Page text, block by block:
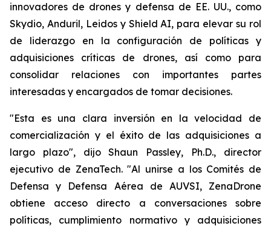
innovadores de drones y defensa de EE. UU., como
Skydio, Anduril, Leidos y Shield AI, para elevar su rol
de liderazgo en la configuración de políticas y
adquisiciones críticas de drones, así como para
consolidar relaciones con importantes partes
interesadas y encargados de tomar decisiones.
"Esta es una clara inversión en la velocidad de
comercialización y el éxito de las adquisiciones a
largo plazo", dijo Shaun Passley, Ph.D., director
ejecutivo de ZenaTech. "Al unirse a los Comités de
Defensa y Defensa Aérea de AUVSI, ZenaDrone
obtiene acceso directo a conversaciones sobre
políticas, cumplimiento normativo y adquisiciones